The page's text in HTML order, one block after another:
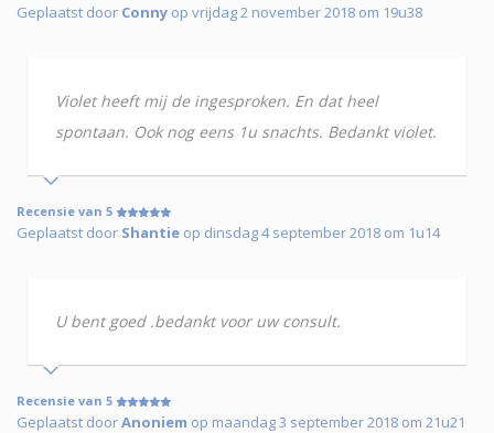
Geplaatst door Conny op vrijdag 2 november 2018 om 19u38
Violet heeft mij de ingesproken. En dat heel
spontaan. Ook nog eens 1u snachts. Bedankt violet.
Recensie van 5
Geplaatst door Shantie op dinsdag 4 september 2018 om 1u14
U bent goed .bedankt voor uw consult.
Recensie van 5
Geplaatst doorAnoniem op maandag 3 september 2018 om 21u21